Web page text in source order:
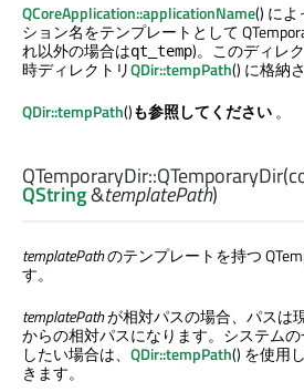
QCoreApplication::applicationName() に
ション名をテンプレートとして
れ以外の場合はqt_temp)。このディレ
時ディレクトリQDir::tempPath() に格納
QDir::tempPath()も参照してください。
QTemporaryDir::QTemporaryDir
QString&templatePath)
templatePathのテンプレートを持つ
す。
templatePathが相対パスの場合、パスは
からの相対パスになります。システム
したい場合は、 QDir::tempPath() を使用
きます。